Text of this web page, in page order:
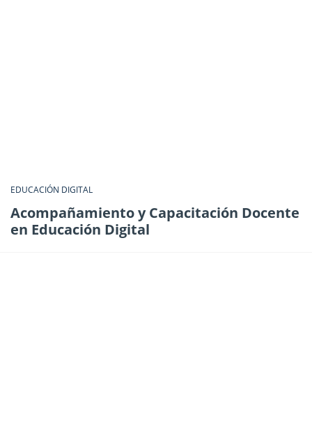
EDUCACIÓN DIGITAL
Acompañamiento y Capacitación Docente
en Educación Digital